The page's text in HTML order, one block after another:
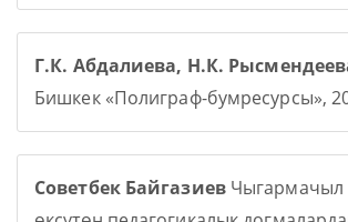
Г.К. Абдалиева, Н.К.
Бишкек «Полиграф-бумресурсы»,
Советбек БайгазиевЧыгармачыл